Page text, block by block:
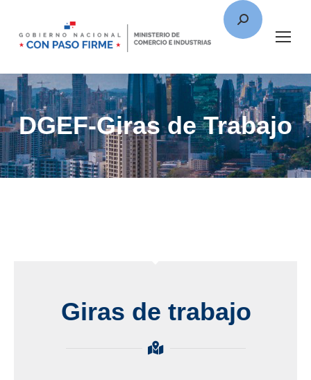
DGEF-Giras de Trabajo
Giras de trabajo